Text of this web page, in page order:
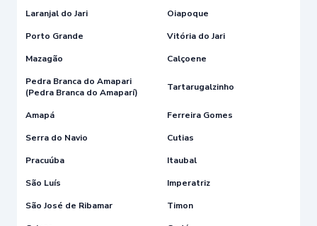
Laranjal do Jari
Oiapoque
Porto Grande
Vitória do Jari
Mazagão
Calçoene
Pedra Branca do Amapari
(Pedra Branca do Amaparí)
Tartarugalzinho
Amapá
Ferreira Gomes
Serra do Navio
Cutias
Pracuúba
Itaubal
São Luís
Imperatriz
São José de Ribamar
Timon